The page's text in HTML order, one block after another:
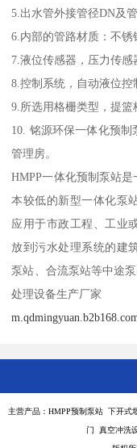
5.出水管外接管径DN及
6.内部的管路材质：不锈
7.液位传感器，压力传感
8.控制系统，自动液位控
9.所选用格栅类型，提篮
10. 铭源环保一体化预
管理房。
HMPP一体化预制泵站
本较低的新型一体化泵
应用于市政工程、工业
放到污水处理系统的建
泵站、合流泵站等中途
处理设备生产厂家
主营产品：HMPP预制泵站 下开
门 真空冲洗